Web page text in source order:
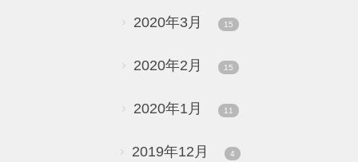
2020年3月 15
2020年2月 15
2020年1月 11
2019年12月 4